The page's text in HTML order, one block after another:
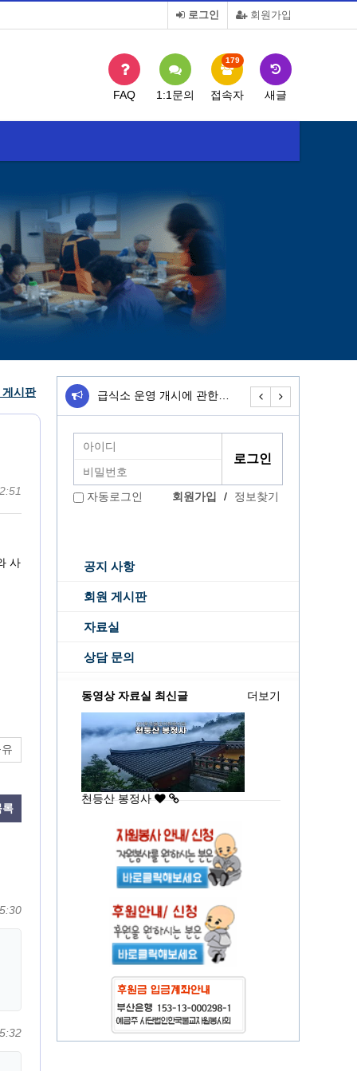
회원가입
로그인
FAQ 1:1문의 접속자
179
새글
게시판
사
록
급식소 운영 개시에 관한… 무료급식소 운영
자동로그인 회원가입 / 정보찾기
공지 사항
회원 게시판
자료실
상담 문의
동영상 자료실 최신글
천등산 봉정사
더보기